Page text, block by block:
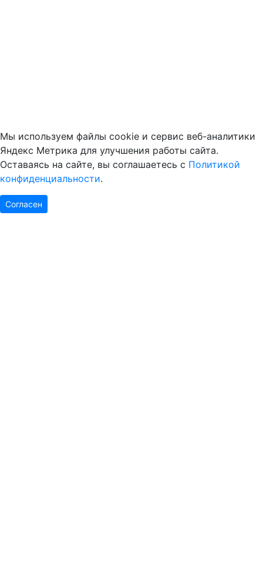
Мы используем файлы cookie и сервис веб-аналитики
Яндекс Метрика для улучшения работы сайта.
Оставаясь на сайте, вы соглашаетесь с Политикой
конфиденциальности.
Согласен